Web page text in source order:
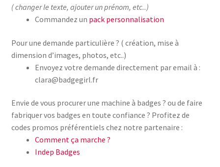
( changer le texte, ajouter un prénom, etc..)
Commandez un pack personnalisation
Pour une demande particulière ? ( création, mise à
dimension d’images, photos, etc..)
Envoyez votre demande directement par email à :
clara@badgegirl.fr
Envie de vous procurer une machine à badges ? ou de faire
fabriquer vos badges en toute confiance ? Profitez de
codes promos préférentiels chez notre partenaire :
Comment ça marche ?
Indep Badges